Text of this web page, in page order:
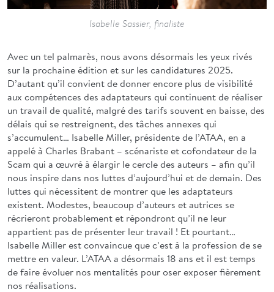
Isabelle Sassier, finaliste
Avec un tel palmarès, nous avons désormais les yeux rivés
sur la prochaine édition et sur les candidatures 2025.
D’autant qu’il convient de donner encore plus de visibilité
aux compétences des adaptateurs qui continuent de réaliser
un travail de qualité, malgré des tarifs souvent en baisse, des
délais qui se restreignent, des tâches annexes qui
s’accumulent… Isabelle Miller, présidente de l’ATAA, en a
appelé à Charles Brabant – scénariste et cofondateur de la
Scam qui a œuvré à élargir le cercle des auteurs – afin qu’il
nous inspire dans nos luttes d’aujourd’hui et de demain. Des
luttes qui nécessitent de montrer que les adaptateurs
existent. Modestes, beaucoup d’auteurs et autrices se
récrieront probablement et répondront qu’il ne leur
appartient pas de présenter leur travail ! Et pourtant…
Isabelle Miller est convaincue que c’est à la profession de se
mettre en valeur. L’ATAA a désormais 18 ans et il est temps
de faire évoluer nos mentalités pour oser exposer fièrement
nos réalisations.